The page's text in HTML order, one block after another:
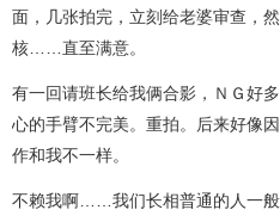
面，几张拍完，立刻给老婆审查，
核……直至满意。
有一回请班长给我俩合影，ＮＧ好
心的手臂不完美。重拍。后来好像
作和我不一样。
不赖我啊……我们长相普通的人一般